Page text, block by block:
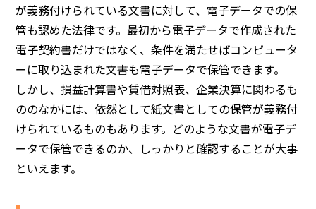
が義務付けられている文書に対して、電子データでの保
管も認めた法律です。最初から電子データで作成された
電子契約書だけではなく、条件を満たせばコンピュータ
ーに取り込まれた文書も電子データで保管できます。
しかし、損益計算書や賃借対照表、企業決算に関わるも
ののなかには、依然として紙文書としての保管が義務付
けられているものもあります。どのような文書が電子デ
ータで保管できるのか、しっかりと確認することが大事
といえます。